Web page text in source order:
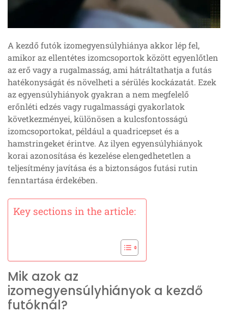
A kezdő futók izomegyensúlyhiánya akkor lép fel,
amikor az ellentétes izomcsoportok között egyenlőtlen
az erő vagy a rugalmasság, ami hátráltathatja a futás
hatékonyságát és növelheti a sérülés kockázatát. Ezek
az egyensúlyhiányok gyakran a nem megfelelő
erőnléti edzés vagy rugalmassági gyakorlatok
következményei, különösen a kulcsfontosságú
izomcsoportokat, például a quadricepset és a
hamstringeket érintve. Az ilyen egyensúlyhiányok
korai azonosítása és kezelése elengedhetetlen a
teljesítmény javítása és a biztonságos futási rutin
fenntartása érdekében.
Key sections in the article:
Mik azok az
izomegyensúlyhiányok a kezdő
futóknál?